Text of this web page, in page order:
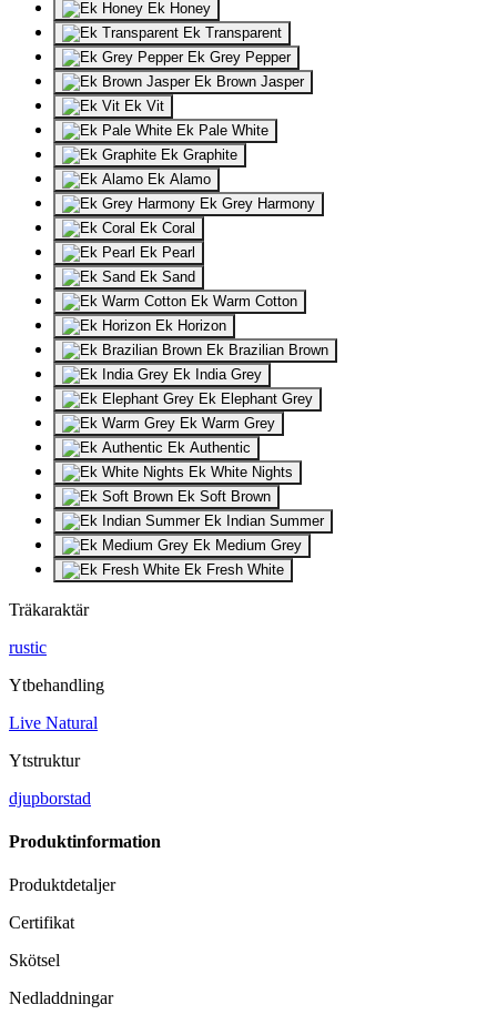
Ek Honey
Ek Transparent
Ek Grey Pepper
Ek Brown Jasper
Ek Vit
Ek Pale White
Ek Graphite
Ek Alamo
Ek Grey Harmony
Ek Coral
Ek Pearl
Ek Sand
Ek Warm Cotton
Ek Horizon
Ek Brazilian Brown
Ek India Grey
Ek Elephant Grey
Ek Warm Grey
Ek Authentic
Ek White Nights
Ek Soft Brown
Ek Indian Summer
Ek Medium Grey
Ek Fresh White
Träkaraktär
rustic
Ytbehandling
Live Natural
Ytstruktur
djupborstad
Produktinformation
Produktdetaljer
Certifikat
Skötsel
Nedladdningar